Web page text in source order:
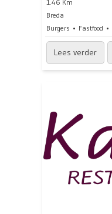
1.46 Km
Breda
Burgers
Fastfood
Lees verder